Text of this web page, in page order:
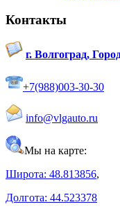
Контакты
г. Волгоград,
+7(988)003-30-30
info@vlgauto.ru
Мы на карте:
Широта: 48.813856,
Долгота: 44.523378